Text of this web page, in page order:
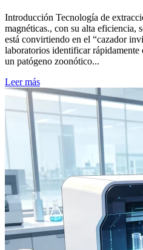
Introducción Tecnología de
magnéticas., con su alta eficiencia,
está convirtiendo en el “cazador
laboratorios identificar
un patógeno zoonótico...
Leer más